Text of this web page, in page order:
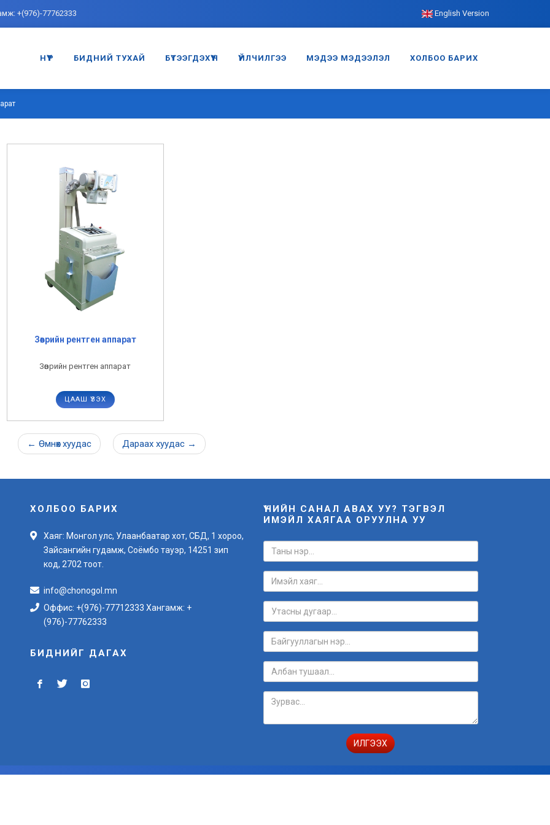
+(976)-77762333 English Version
НҮҮР БИДНИЙ ТУХАЙ БҮТЭЭГДЭХҮҮН ҮЙЛЧИЛГЭЭ МЭДЭЭ МЭДЭЭЛЭЛ ХОЛБОО БАРИХ
Зөөврийн рентген аппарат
Зөөврийн рентген аппарат
ЦААШ ҮЗЭХ
← Өмнөххуудас Дараах хуудас →
ХОЛБОО БАРИХ
Хаяг: Монгол улс, Улаанбаатар хот, СБД, 1 хороо,
Зайсангийн гудамж, Соёмбо тауэр, 14251 зип
код, 2702 тоот.
info@chonogol.mn
Оффис: +(976)-77712333 Хангамж: +
(976)-77762333
БИДНИЙГ ДАГАХ
ҮНИЙН САНАЛ АВАХ УУ? ТЭГВЭЛ
ИМЭЙЛ ХАЯГАА ОРУУЛНА УУ
ИЛГЭЭХ